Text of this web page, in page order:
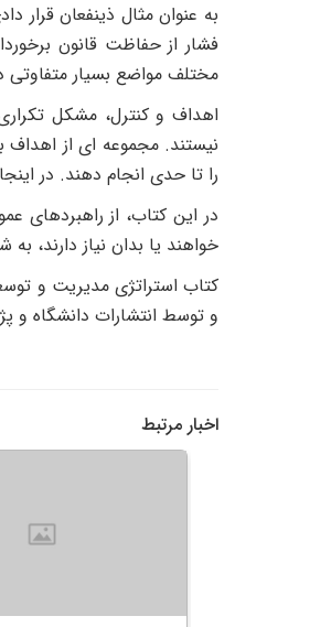
به عنوان مثال ذینفعان قرار
فشار از حفاظت قانون
مختلف مواضع بسیار متفاوتی
اهداف و کنترل، مشکل
نیستند. مجموعه ای از
را تا حدی انجام دهند. در
در این کتاب، از راهبردهای
خواهند یا بدان نیاز دارند، به
کتاب استراتژی مدیریت و
و توسط انتشارات دانشگاه و
اخبار مرتبط